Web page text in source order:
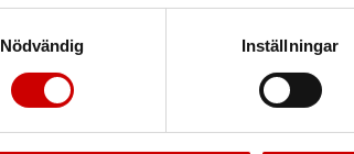
Nödvändig
Inställningar